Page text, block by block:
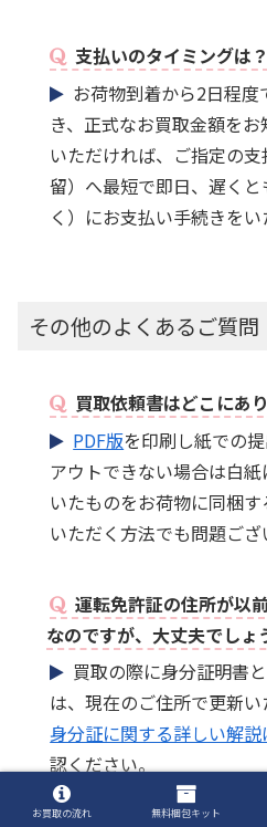
支払いのタイミングは？
お荷物到着から2日程
き、正式なお買取金額を
いただければ、ご指定の
留）へ最短で即日、遅く
く）にお支払い手続きをい
その他のよくあるご質問
買取依頼書はどこにあ
PDF版を印刷し紙での
アウトできない場合は白
いたものをお荷物に同梱
いただく方法でも問題ござ
運転免許証の住所が以
なのですが、大丈夫でしょ
買取の際に身分証明書
は、現在のご住所で更新い
身分証に関する詳しい解説
認ください。
お買取の流れ 無料梱包キット